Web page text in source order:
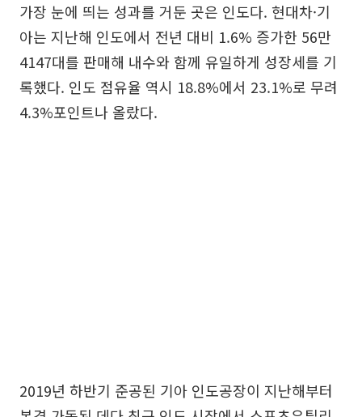
가장 눈에 띄는 성과를 거둔 곳은 인도다. 현대차·기
아는 지난해 인도에서 전년 대비 1.6% 증가한 56만
4147대를 판매해 내수와 함께 유일하게 성장세를 기
록했다. 인도 점유율 역시 18.8%에서 23.1%로 무려
4.3%포인트나 올랐다.
2019년 하반기 준공된 기아 인도공장이 지난해부터